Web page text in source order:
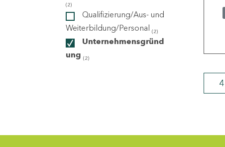
(2)
Qualifizierung/Aus- und
Weiterbildung/Personal (2)
Unternehmensgründ
ung (2)